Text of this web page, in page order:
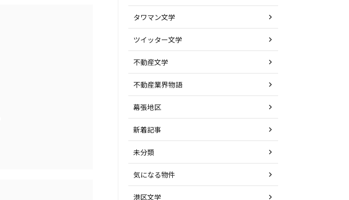
タワマン文学
ツイッター文学
不動産文学
不動産業界物語
幕張地区
新着記事
未分類
気になる物件
港区文学